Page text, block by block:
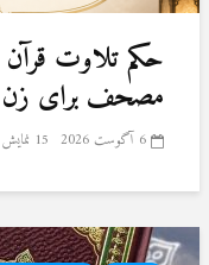
حكم تلاوت
مصحف برای
6 آگوست 2026 15 نمایش ها